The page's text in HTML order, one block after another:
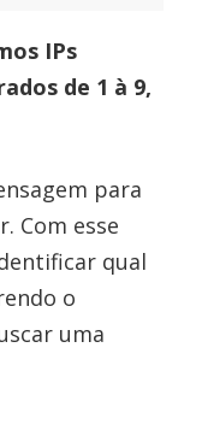
IPs
de 1 à 9,
para
Com esse
qual
o
uma